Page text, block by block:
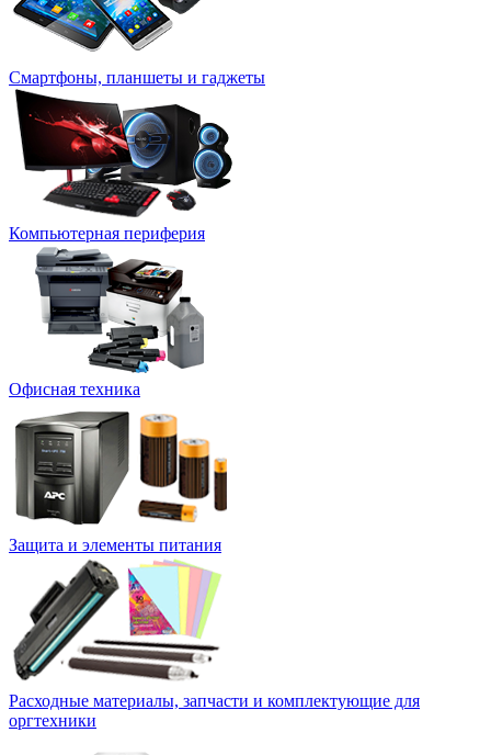
Смартфоны, планшеты и гаджеты
Компьютерная периферия
Офисная техника
Защита и элементы питания
Расходные материалы, запчасти и комплектующие для
оргтехники